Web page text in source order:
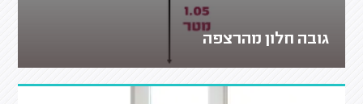
גובה חלון מהרצפה